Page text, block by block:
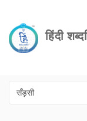
हिंदी